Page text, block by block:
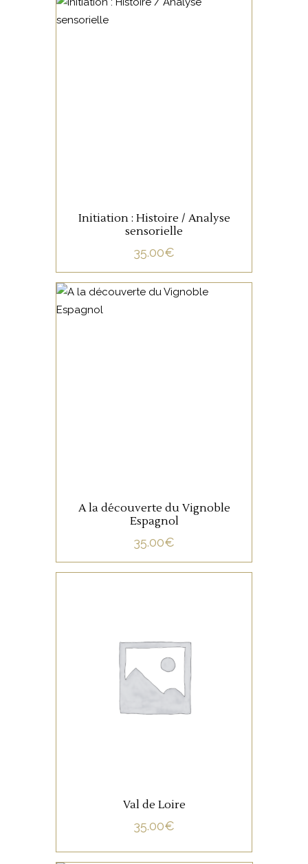
Initiation : Histoire / Analyse
sensorielle
35.00€
A la découverte du Vignoble
Espagnol
35.00€
NON CATÉGORISÉ
LIRE LA SUITE
Val de Loire
35.00€